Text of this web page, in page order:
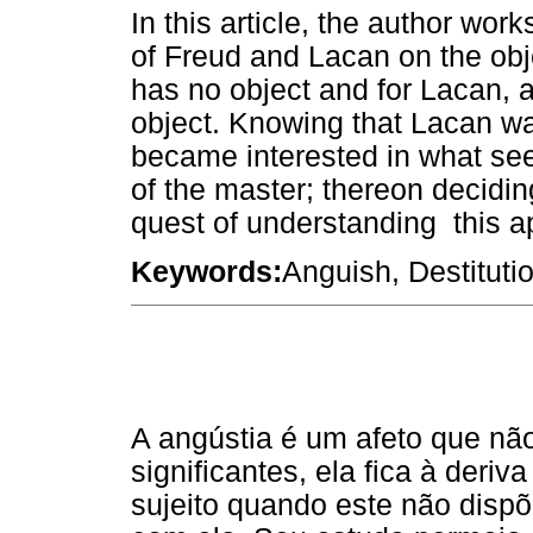
In this article, the author
of Freud and Lacan on the
has no object and for Lacan,
object. Knowing that Lacan
became interested in what
of the master; thereon
quest of understanding this
Keywords:Anguish,
A angústia é um afeto que
significantes, ela fica à
sujeito quando este não